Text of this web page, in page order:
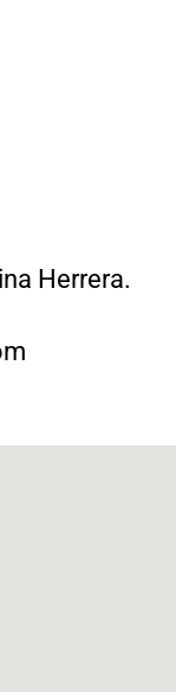
Herrera.